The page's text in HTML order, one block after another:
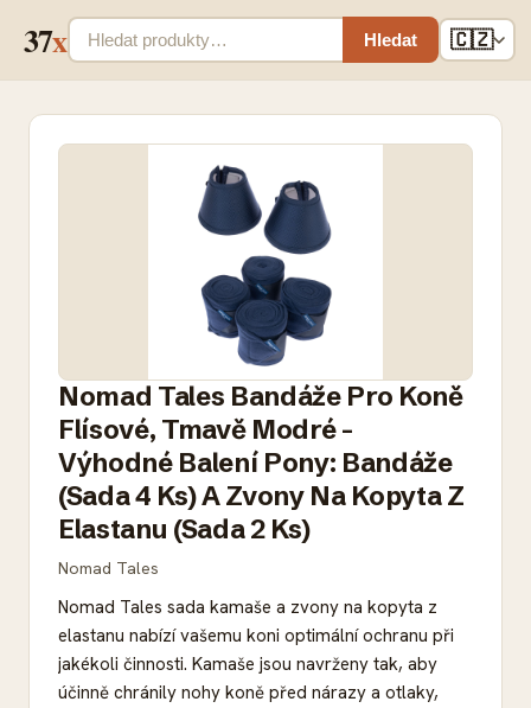
37x Hledat 🇨🇿
Nomad Tales Bandáže Pro Koně
Flísové, Tmavě Modré -
Výhodné Balení Pony: Bandáže
(Sada 4 Ks) A Zvony Na Kopyta Z
Elastanu (Sada 2 Ks)
Nomad Tales
Nomad Tales sada kamaše a zvony na kopyta z
elastanu nabízí vašemu koni optimální ochranu při
jakékoli činnosti. Kamaše jsou navrženy tak, aby
účinně chránily nohy koně před nárazy a otlaky,